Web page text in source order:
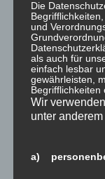
Offenes Singen
Gäste mit der
Sänger Eddie Leo
Silberseehalle
ausgelegt, so dass
Die
und
als auch für
einfach lesbar
gewährleisten,
Begrifflichkeiten
Wir
unter
a)